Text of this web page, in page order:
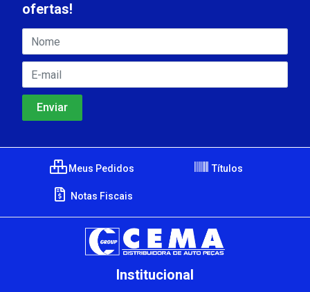
ofertas!
Meus Pedidos Títulos
Notas Fiscais
Institucional